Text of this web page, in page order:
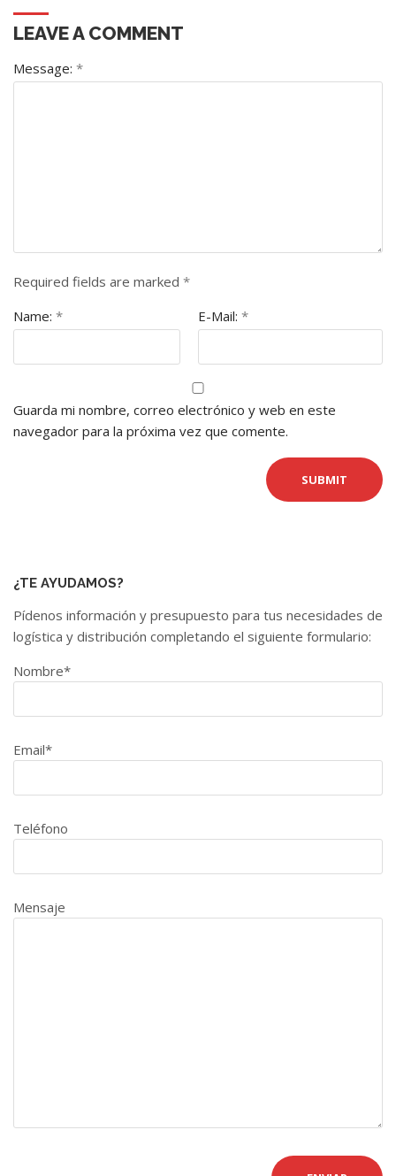
LEAVE A COMMENT
Message: *
Required fields are marked *
Name: * E-Mail: *
Guarda mi nombre, correo electrónico y web en este
navegador para la próxima vez que comente.
¿TE AYUDAMOS?
Pídenos información y presupuesto para tus necesidades de
logística y distribución completando el siguiente formulario:
Nombre*
Email*
Teléfono
Mensaje